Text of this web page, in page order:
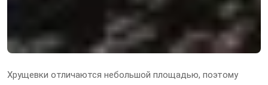
Хрущевки отличаются небольшой площадью, поэтому